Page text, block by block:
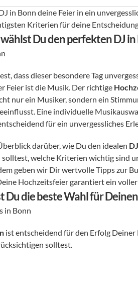
in Bonn deine Feier in ein
Kriterien für deine
Du den perfekten DJ in
dass dieser besondere Tag
Feier ist die Musik. Der richtige
nur ein Musiker, sondern ein
Eine individuelle
für ein unvergessliches
darüber, wie Du den idealen
welche Kriterien wichtig sind
geben wir Dir wertvolle Tipps zur
Hochzeitsfeier garantiert ein
die beste Wahl für
in Bonn
ist entscheidend für den Erfolg Deiner
solltest.